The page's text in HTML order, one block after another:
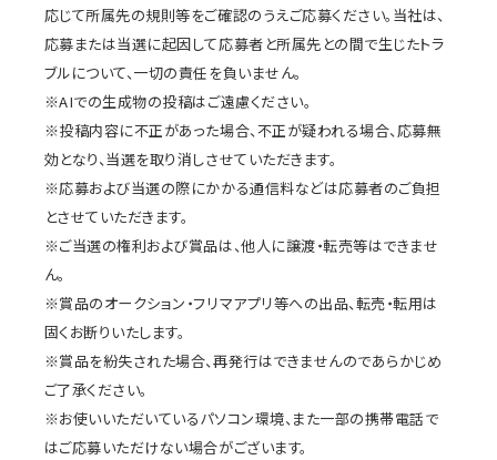
応じて所属先の規則等をご確認のうえご応募ください。当社は、
応募または当選に起因して応募者と所属先との間で生じたトラ
ブルについて、一切の責任を負いません。
※AIでの生成物の投稿はご遠慮ください。
※投稿内容に不正があった場合、不正が疑われる場合、応募無
効となり、当選を取り消しさせていただきます。
※応募および当選の際にかかる通信料などは応募者のご負担
とさせていただきます。
※ご当選の権利および賞品は、他人に譲渡・転売等はできませ
ん。
※賞品のオークション・フリマアプリ等への出品、転売・転用は
固くお断りいたします。
※賞品を紛失された場合、再発行はできませんのであらかじめ
ご了承ください。
※お使いいただいているパソコン環境、また一部の携帯電話で
はご応募いただけない場合がございます。